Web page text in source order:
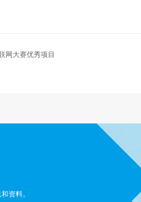
网大赛优秀项目
资料。